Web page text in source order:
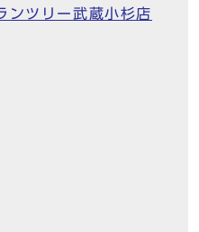
ツリー武蔵小杉店